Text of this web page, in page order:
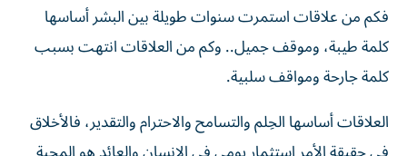
فكم من علاقات استمرت سنوات طويلة بين البشر أساسها
كلمة طيبة، وموقف جميل.. وكم من العلاقات انتهت بسبب
كلمة جارحة ومواقف سلبية.
العلاقات أساسها الحِلم والتسامح والاحترام والتقدير، فالأخلاق